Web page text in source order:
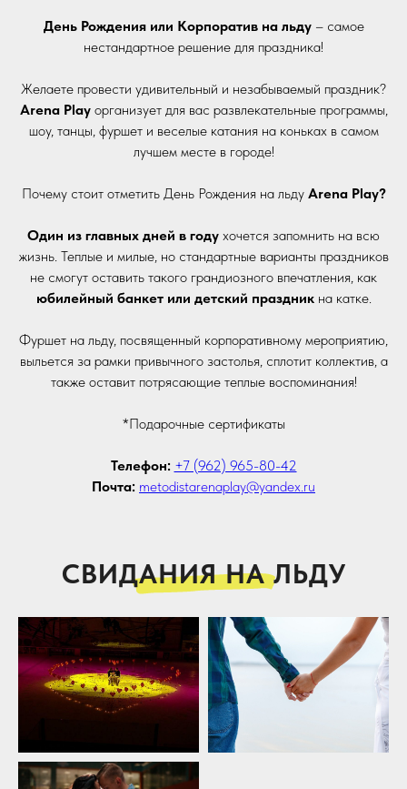
День Рождения или Корпоратив на льду– самое
нестандартное решение для праздника!
Желаете провести удивительный и незабываемый праздник?
Arena Play организует для вас развлекательные программы,
шоу, танцы, фуршет и веселые катания на коньках в самом
лучшем месте в городе!
Почему стоит отметить День Рождения на льду Arena Play?
Один из главных дней в году хочется запомнить на всю
жизнь. Теплые и милые, но стандартные варианты праздников
не смогут оставить такого грандиозного впечатления, как
юбилейный банкет или детский праздникна катке.
Фуршет на льду, посвященный корпоративному мероприятию,
выльется за рамки привычного застолья, сплотит коллектив, а
также оставит потрясающие теплые воспоминания!
*Подарочные сертификаты
Телефон: +7 (962) 965-80-42
Почта: metodistarenaplay@yandex.ru
СВИДАНИЯ НА ЛЬДУ